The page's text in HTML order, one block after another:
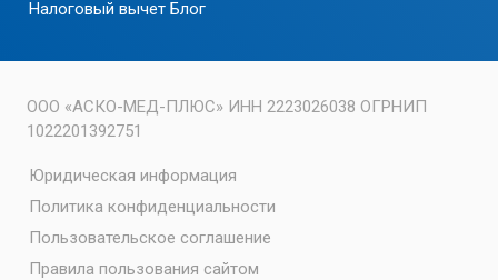
Налоговый вычет Блог
ООО «АСКО-МЕД-ПЛЮС» ИНН 2223026038 ОГРНИП
1022201392751
Юридическая информация
Политика конфиденциальности
Пользовательское соглашение
Правила пользования сайтом